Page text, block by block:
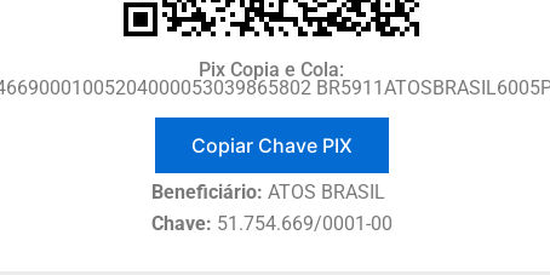
Pix Copia e Cola:
Copiar Chave PIX
Beneficiário: ATOS BRASIL
Chave: 51.754.669/0001-00